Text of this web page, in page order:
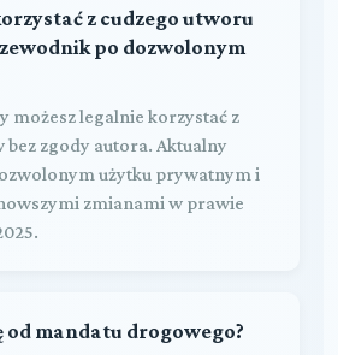
z cudzego utworu
po dozwolonym
możesz legalnie korzystać z
zgody autora. Aktualny
użytku prywatnym i
zmianami w prawie
od mandatu drogowego?